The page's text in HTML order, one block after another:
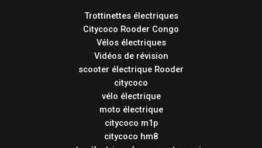
Trottinettes électriques
Citycoco Rooder Congo
Vélos électriques
Vidéos de révision
scooter électrique Rooder
citycoco
vélo électrique
moto électrique
citycoco m1p
citycoco hm8